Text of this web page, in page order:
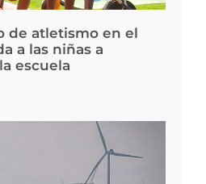
de atletismo en el
a las niñas a
escuela